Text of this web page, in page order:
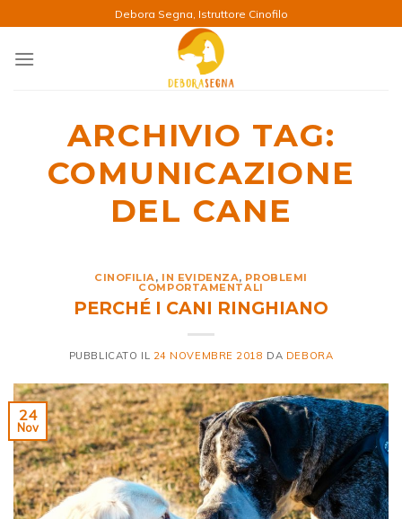
ai
contenuti
Debora Segna, Istruttore Cinofilo
ARCHIVIO TAG:
COMUNICAZIONE
DEL CANE
CINOFILIA , IN EVIDENZA, PROBLEMI
COMPORTAMENTALI
PERCHÉ I CANI RINGHIANO
PUBBLICATO IL 24 NOVEMBRE 2018 DA DEBORA
24
Nov